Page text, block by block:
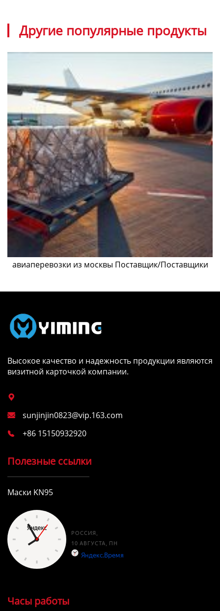
Другие популярные продукты
авиаперевозки из москвы Поставщик/Поставщики
Высокое качество и надежность продукции являются
визитной карточкой компании.

 sunjinjin0823@vip.163.com
 +86 15150932920
Полезные ссылки
Маски KN95
Часы работы